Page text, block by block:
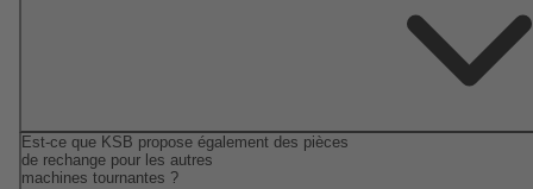
Est-ce que KSB propose également des pièces
de rechange pour les autres
machines tournantes ?